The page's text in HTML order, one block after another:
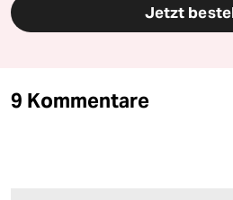
Jetzt
9 Kommentare